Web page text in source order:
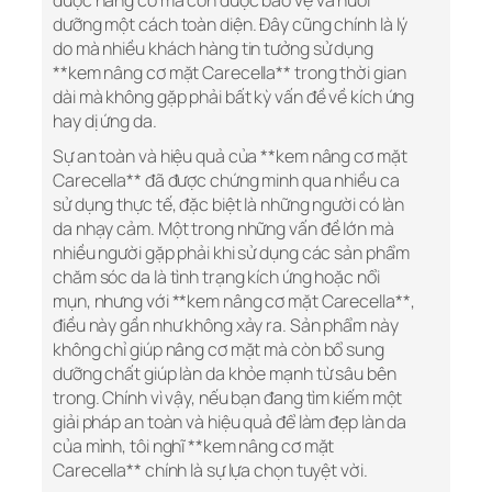
dưỡng một cách toàn diện. Đây cũng chính là lý
do mà nhiều khách hàng tin tưởng sử dụng
**kem nâng cơ mặt Carecella** trong thời gian
dài mà không gặp phải bất kỳ vấn đề về kích ứng
hay dị ứng da.
Sự an toàn và hiệu quả của **kem nâng cơ mặt
Carecella** đã được chứng minh qua nhiều ca
sử dụng thực tế, đặc biệt là những người có làn
da nhạy cảm. Một trong những vấn đề lớn mà
nhiều người gặp phải khi sử dụng các sản phẩm
chăm sóc da là tình trạng kích ứng hoặc nổi
mụn, nhưng với **kem nâng cơ mặt Carecella**,
điều này gần như không xảy ra. Sản phẩm này
không chỉ giúp nâng cơ mặt mà còn bổ sung
dưỡng chất giúp làn da khỏe mạnh từ sâu bên
trong. Chính vì vậy, nếu bạn đang tìm kiếm một
giải pháp an toàn và hiệu quả để làm đẹp làn da
của mình, tôi nghĩ **kem nâng cơ mặt
Carecella** chính là sự lựa chọn tuyệt vời.